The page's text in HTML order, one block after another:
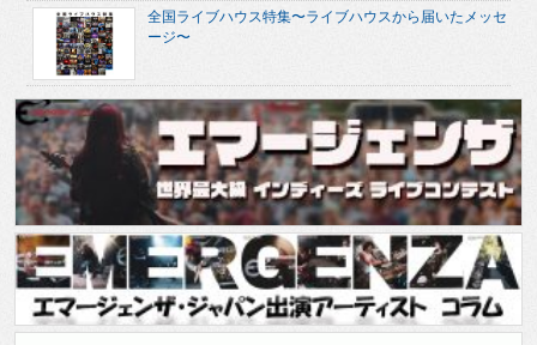
全国ライブハウス特集〜ライブハウスから届いたメッセ
ージ〜